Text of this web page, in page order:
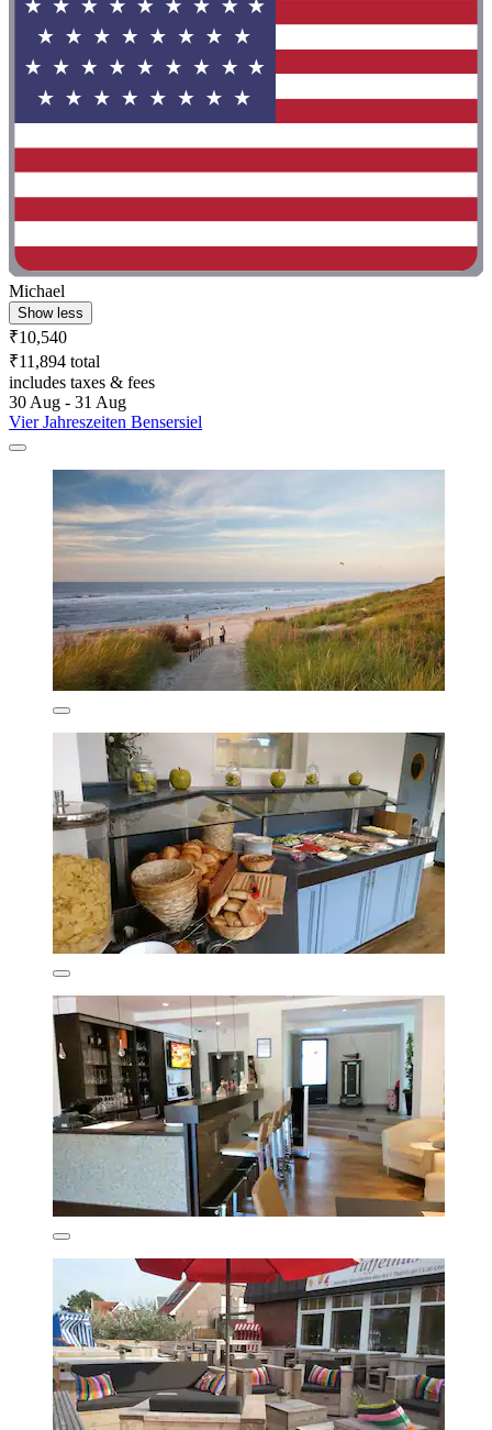
Michael
Show less
₹10,540
₹11,894 total
includes taxes & fees
30 Aug - 31 Aug
Vier Jahreszeiten Bensersiel